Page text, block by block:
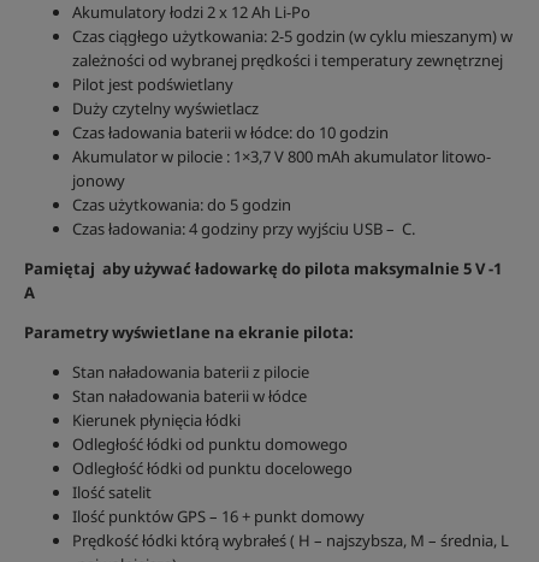
Akumulatory łodzi 2 x 12 Ah Li-Po
Czas ciągłego użytkowania: 2-5 godzin (w cyklu mieszanym) w
zależności od wybranej prędkości i temperatury zewnętrznej
Pilot jest podświetlany
Duży czytelny wyświetlacz
Czas ładowania baterii w łódce: do 10 godzin
Akumulator w pilocie : 1×3,7 V 800 mAh akumulator litowo-
jonowy
Czas użytkowania: do 5 godzin
Czas ładowania: 4 godziny przy wyjściu USB – C.
Pamiętaj aby używać ładowarkę do pilota maksymalnie 5 V -1
A
Parametry wyświetlane na ekranie pilota:
Stan naładowania baterii z pilocie
Stan naładowania baterii w łódce
Kierunek płynięcia łódki
Odległość łódki od punktu domowego
Odległość łódki od punktu docelowego
Ilość satelit
Ilość punktów GPS – 16 + punkt domowy
Prędkość łódki którą wybrałeś ( H – najszybsza, M – średnia, L